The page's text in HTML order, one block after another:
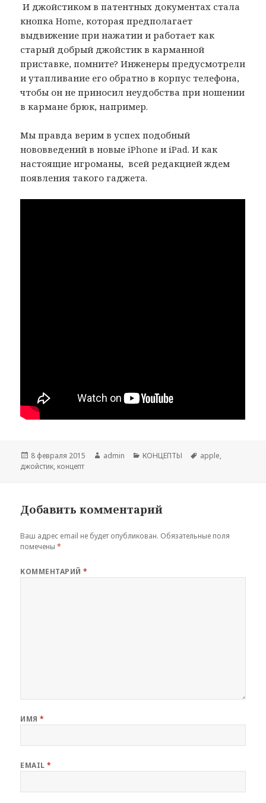
И джойстиком в патентных документах стала
кнопка Home, которая предполагает
выдвижение при нажатии и работает как
старый добрый джойстик в карманной
приставке, помните? Инженеры предусмотрели
и утапливание его обратно в корпус телефона,
чтобы он не приносил неудобства при ношении
в кармане брюк, например.
Мы правда верим в успех подобный
нововведений в новые iPhone и iPad. И как
настоящие игроманы, всей редакцией ждем
появления такого гаджета.
Опубликовано
8 февраля 2015 Автор
admin Рубрики
КОНЦЕПТЫ Метки
apple,
джойстик, концепт
Добавить комментарий
Ваш адрес email не будет опубликован. Обязательные поля
помечены*
КОММЕНТАРИЙ*
ИМЯ*
EMAIL*